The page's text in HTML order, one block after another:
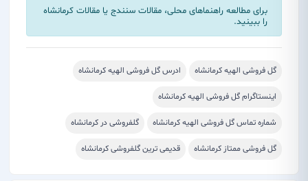
برای مطالعه راهنماهای محلی، مقالات سنندج یا مقالات کرمانشاه
را ببینید.
گل فروشی الهیه کرمانشاه ادرس گل فروشی الهیه کرمانشاه
اینستاگرام گل فروشی الهیه کرمانشاه
شماره تماس گل فروشی الهیه کرمانشاه گلفروشی در کرمانشاه
گل فروشی ممتاز کرمانشاه قدیمی ترین گلفروشی کرمانشاه